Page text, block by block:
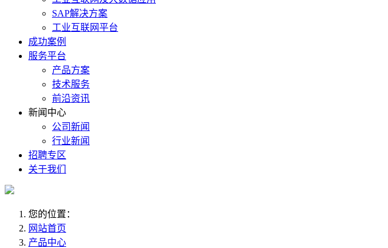
SAP解决方案
工业互联网平台
成功案例
服务平台
产品方案
技术服务
前沿资讯
新闻中心
公司新闻
行业新闻
招聘专区
关于我们
您的位置：
网站首页
产品中心